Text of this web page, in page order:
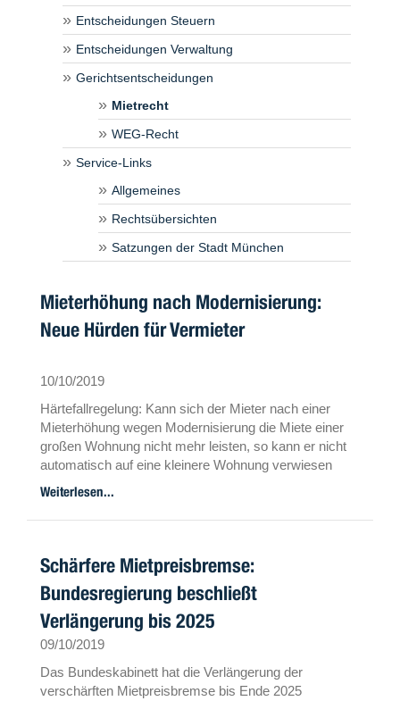
Entscheidungen Steuern
Entscheidungen Verwaltung
Gerichtsentscheidungen
Mietrecht
WEG-Recht
Service-Links
Allgemeines
Rechtsübersichten
Satzungen der Stadt München
Mieterhöhung nach Modernisierung:
Neue Hürden für Vermieter
10/10/2019
Härtefallregelung: Kann sich der Mieter nach einer
Mieterhöhung wegen Modernisierung die Miete einer
großen Wohnung nicht mehr leisten, so kann er nicht
automatisch auf eine kleinere Wohnung verwiesen
werden, entschied der BGH.
Weiterlesen...
Schärfere Mietpreisbremse:
Bundesregierung beschließt
Verlängerung bis 2025
09/10/2019
Das Bundeskabinett hat die Verlängerung der
verschärften Mietpreisbremse bis Ende 2025